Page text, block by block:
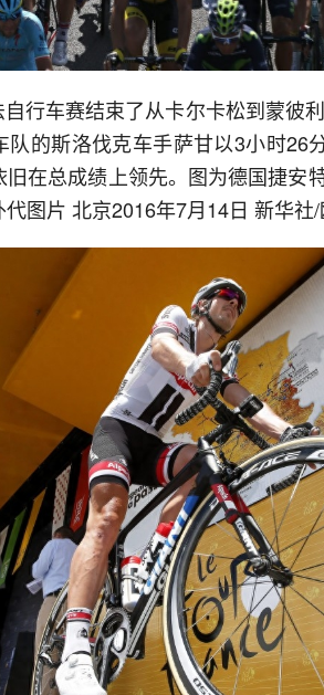
行车赛结束了从卡尔卡松到蒙彼
队的斯洛伐克车手萨甘以3小时26
在总成绩上领先。图为德国捷安
图片 北京2016年7月14日 新华社